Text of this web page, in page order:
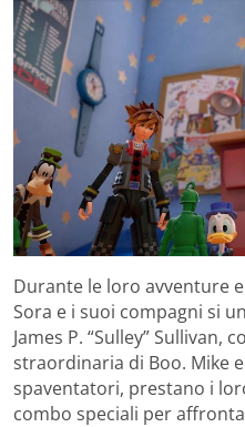
Durante le loro avventure
Sora e i suoi compagni si
James P. “Sulley” Sullivan,
straordinaria di Boo. Mike
spaventatori, prestano i
combo speciali per